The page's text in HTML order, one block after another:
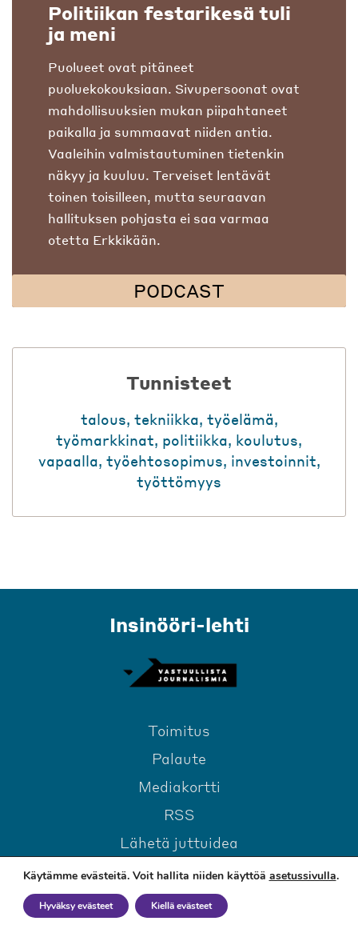
Politiikan festarikesä tuli
ja meni
Puolueet ovat pitäneet
puoluekokouksiaan. Sivupersoonat ovat
mahdollisuuksien mukan piipahtaneet
paikalla ja summaavat niiden antia.
Vaaleihin valmistautuminen tietenkin
näkyy ja kuuluu. Terveiset lentävät
toinen toisilleen, mutta seuraavan
hallituksen pohjasta ei saa varmaa
otetta Erkkikään.
PODCAST
Tunnisteet
talous, tekniikka, työelämä,
työmarkkinat, politiikka, koulutus,
vapaalla, työehtosopimus, investoinnit,
työttömyys
Insinööri-lehti
Toimitus
Palaute
Mediakortti
RSS
Lähetä juttuidea
Käytämme evästeitä. Voit hallita niiden käyttöä asetussivulla.
Hyväksy evästeet Kiellä evästeet